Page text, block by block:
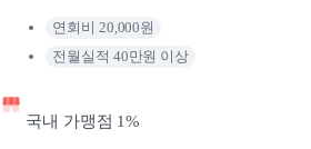
연회비 20,000원
전월실적 40만원 이상
국내 가맹점 1%